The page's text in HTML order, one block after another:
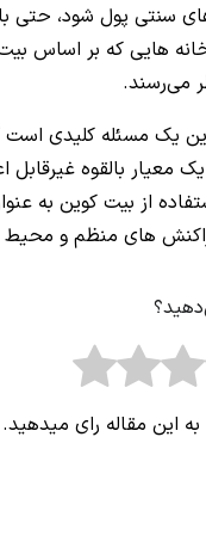
هایی که بر اساس
می‌رسند.
یک مسئله کلیدی است
معیار بالقوه
از بیت کوین به
های منظم و محیط
این مقاله رای میدهید.